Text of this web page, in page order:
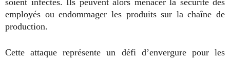
soient infectés. Ils peuvent alors menacer la sécurité des
employés ou endommager les produits sur la chaîne de
production.
Cette attaque représente un défi d’envergure pour les